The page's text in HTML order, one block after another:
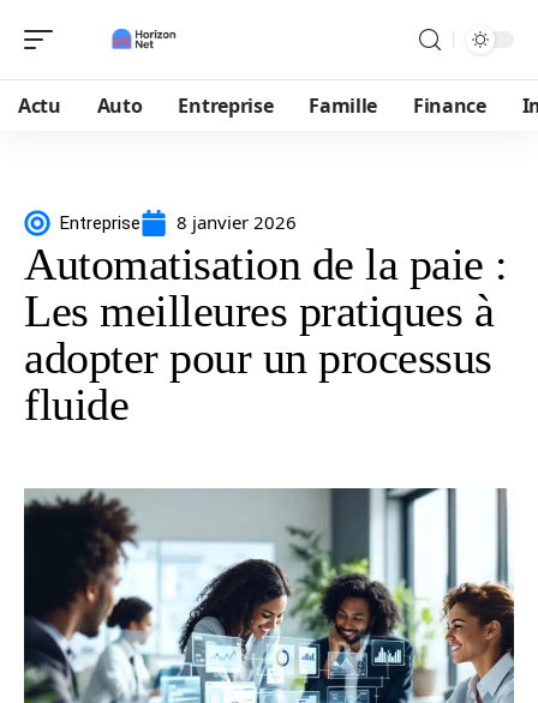
Actu Auto Entreprise Famille Finance
Entreprise 8 janvier 2026
Automatisation de la paie :
Les meilleures pratiques à
adopter pour un processus
fluide